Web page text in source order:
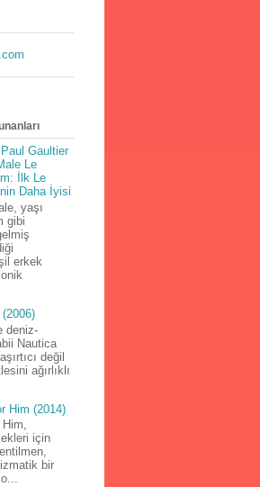
Gaultier
Le
İlk Le
Daha İyisi
yaşı
gibi
erkek
deniz-
Nautica
değil
ağırlıklı
Him (2014)
Him,
için
bir